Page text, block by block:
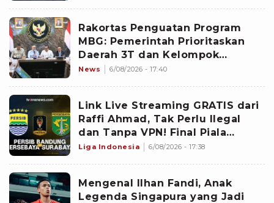
Rakortas Penguatan Program
MBG: Pemerintah Prioritaskan
Daerah 3T dan Kelompok
Sasaran Prioritas
News 6/08/2026 - 17:40
Link Live Streaming GRATIS dari
Raffi Ahmad, Tak Perlu Ilegal
dan Tanpa VPN! Final Piala
Presiden 2026 Persib vs
Liga Indonesia 6/08/2026 - 17:38
Mengenal Ilhan Fandi, Anak
Legenda Singapura yang Jadi